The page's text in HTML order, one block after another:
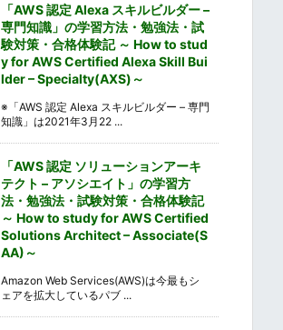
「AWS 認定 Alexa スキルビルダー –
専門知識」の学習方法・勉強法・試
験対策・合格体験記 ～ How to stud
y for AWS Certified Alexa Skill Bui
lder – Specialty(AXS)～
※「AWS 認定 Alexa スキルビルダー – 専門
知識」は2021年3月22 ...
「AWS 認定 ソリューションアーキ
テクト – アソシエイト」の学習方
法・勉強法・試験対策・合格体験記
～ How to study for AWS Certified
Solutions Architect – Associate(S
AA)～
Amazon Web Services(AWS)は今最もシ
ェアを拡大しているパブ ...